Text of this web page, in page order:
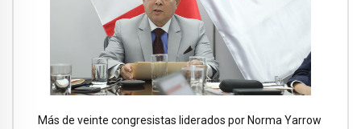
Más de veinte congresistas liderados por Norma Yarrow